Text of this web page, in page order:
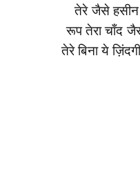
तेरे जैसे हसीन
रूप तेरा चाँद
तेरे बिना ये